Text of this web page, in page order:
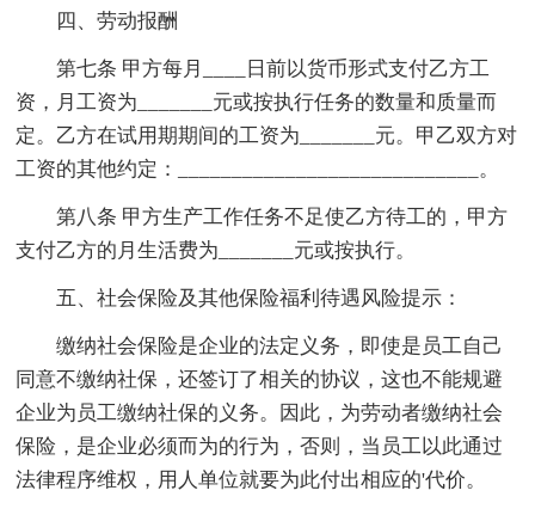
四、劳动报酬
第七条 甲方每月____日前以货币形式支付乙方工
资，月工资为_______元或按执行任务的数量和质量而
定。乙方在试用期期间的工资为_______元。甲乙双方对
工资的其他约定：____________________________。
第八条 甲方生产工作任务不足使乙方待工的，甲方
支付乙方的月生活费为_______元或按执行。
五、社会保险及其他保险福利待遇风险提示：
缴纳社会保险是企业的法定义务，即使是员工自己
同意不缴纳社保，还签订了相关的协议，这也不能规避
企业为员工缴纳社保的义务。因此，为劳动者缴纳社会
保险，是企业必须而为的行为，否则，当员工以此通过
法律程序维权，用人单位就要为此付出相应的'代价。